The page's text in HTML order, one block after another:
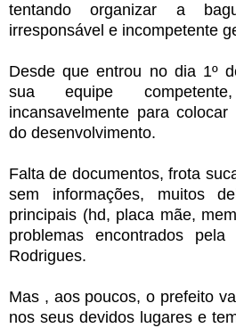
tentando organizar a
irresponsável e incompetente
Desde que entrou no dia 1º
sua equipe
incansavelmente para
do desenvolvimento.
Falta de documentos, frota
sem informações, muitos
principais (hd, placa mãe,
problemas encontrados
Rodrigues.
Mas , aos poucos, o prefeito
nos seus devidos lugares e